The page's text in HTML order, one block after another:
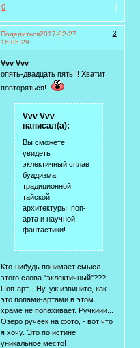
0
Поделиться 3
2017-02-27
16:05:29
Vvv Vvv
опять-двадцать пять!!! Хватит
повторяться!
Vvv Vvv
написал(а):
Вы сможете
увидеть
эклектичный сплав
буддизма,
традиционной
тайской
архитектуры, поп-
арта и научной
фантастики!
Кто-нибудь понимает смысл
этого слова "эклектичный"???
Поп-арт... Ну, уж извините, как
это попами-артами в этом
храме не попахивает. Ручкиии...
Озеро ручеек на фото, - вот что
я хочу. Это по истине
уникальное место!